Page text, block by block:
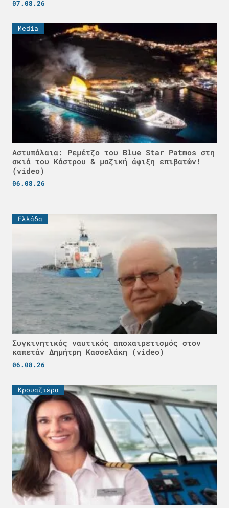
07.08.26
Media
Αστυπάλαια: Ρεμέτζο του Blue Star Patmos στη
σκιά του Κάστρου & μαζική άφιξη επιβατών!
(video)
06.08.26
Ελλάδα
Συγκινητικός ναυτικός αποχαιρετισμός στον
καπετάν Δημήτρη Κασσελάκη (video)
06.08.26
Κρουαζιέρα